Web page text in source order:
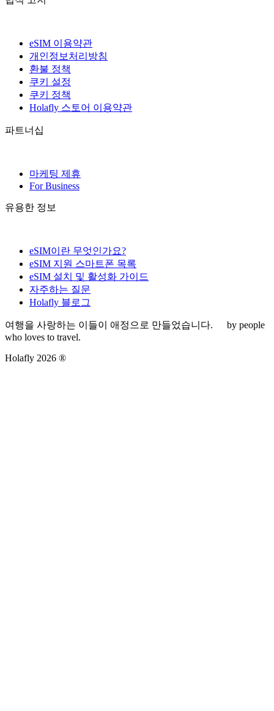
eSIM 이용약관
개인정보처리방침
환불 정책
쿠키 설정
쿠키 정책
Holafly 스토어 이용약관
파트너십
마케팅 제휴
For Business
유용한 정보
eSIM이란 무엇인가요?
eSIM 지원 스마트폰 목록
eSIM 설치 및 활성화 가이드
자주하는 질문
Holafly 블로그
여행을 사랑하는 이들이 애정으로 만들었습니다.
by people
who loves to travel.
Holafly 2026 ®